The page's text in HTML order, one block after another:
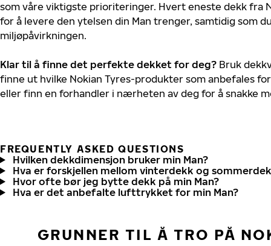
som våre viktigste prioriteringer. Hvert eneste dekk fra
for å levere den ytelsen din Man trenger, samtidig som
miljøpåvirkningen.
Klar til å finne det perfekte dekket for deg? Bruk
finne ut hvilke Nokian Tyres-produkter som anbefales
eller finn en forhandler i nærheten av deg for å snakke
FREQUENTLY ASKED QUESTIONS
Hvilken dekkdimensjon bruker min Man?
Hva er forskjellen mellom vinterdekk og
Hvor ofte bør jeg bytte dekk på min Man?
Hva er det anbefalte lufttrykket for min Man?
GRUNNER TIL Å TRO PÅ